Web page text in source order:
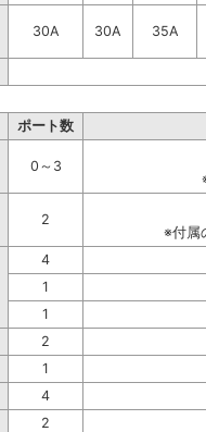
30A
30A
35A
ポート数
0～3
2
※付属
4
1
1
2
1
4
2